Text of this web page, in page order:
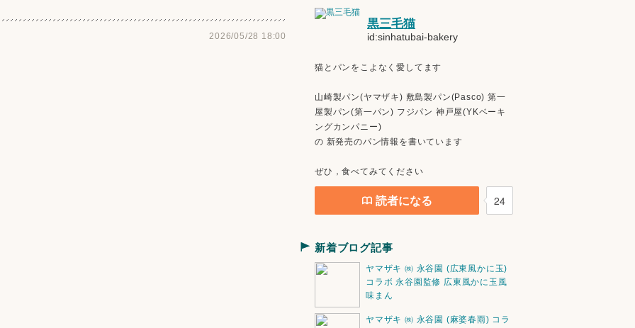
2026/05/28 18:00
黒三毛猫
id:sinhatubai-bakery
猫とパンをこよなく愛してます
山崎製パン(ヤマザキ) 敷島製パン(Pasco) 第一
屋製パン(第一パン) フジパン 神戸屋(YKベーキ
ングカンパニー)
の 新発売のパン情報を書いています
ぜひ，食べてみてください
読者になる 24
新着ブログ記事
ヤマザキ ㈱ 永谷園 (広東風かに玉)
コラボ 永谷園監修 広東風かに玉風
味まん
ヤマザキ ㈱ 永谷園 (麻婆春雨) コラ